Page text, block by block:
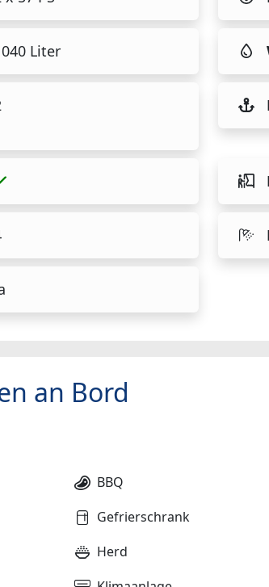
Liter
an Bord
BBQ
Gefrierschrank
Herd